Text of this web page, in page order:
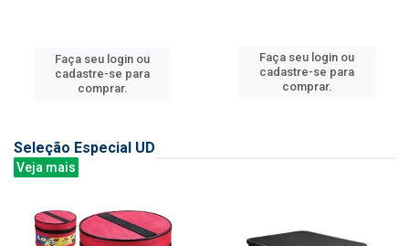
Faça seu login ou
cadastre-se para
comprar.
Faça seu login ou
cadastre-se para
comprar.
Seleção Especial UD
Veja mais